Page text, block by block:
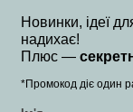
Новинки, ідеї
надихає!
Плюс —
*Промокод діє один